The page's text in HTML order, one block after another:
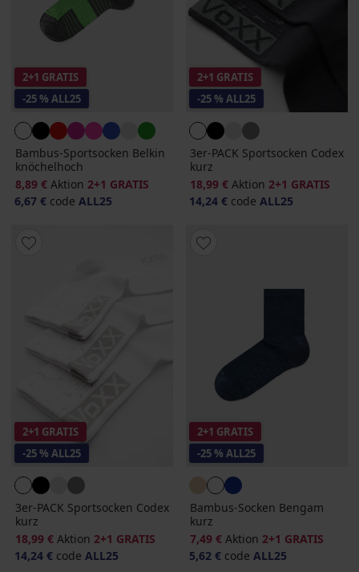
2+1 GRATIS
-25 % ALL25
Bambus-Sportsocken Belkin
knöchelhoch
8,89 € Aktion 2+1 GRATIS
6,67 € code ALL25
2+1 GRATIS
-25 % ALL25
3er-PACK Sportsocken Codex
kurz
18,99 € Aktion 2+1 GRATIS
14,24 € code ALL25
2+1 GRATIS
-25 % ALL25
3er-PACK Sportsocken Codex
kurz
18,99 € Aktion 2+1 GRATIS
14,24 € code ALL25
2+1 GRATIS
-25 % ALL25
Bambus-Socken Bengam
kurz
7,49 € Aktion 2+1 GRATIS
5,62 € code ALL25